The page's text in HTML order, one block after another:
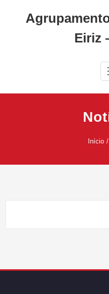
Eiriz
Início